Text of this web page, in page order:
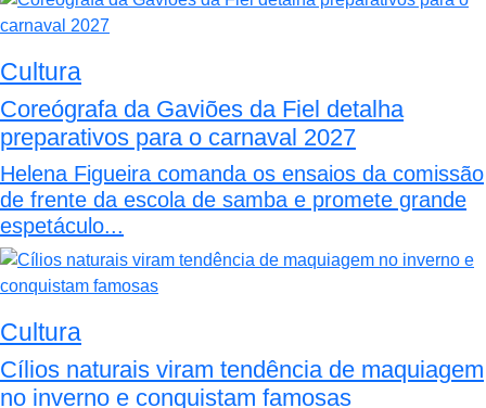
Cultura
Coreógrafa da Gaviões da Fiel detalha
preparativos para o carnaval 2027
Helena Figueira comanda os ensaios da comissão
de frente da escola de samba e promete grande
espetáculo...
Cultura
Cílios naturais viram tendência de maquiagem
no inverno e conquistam famosas